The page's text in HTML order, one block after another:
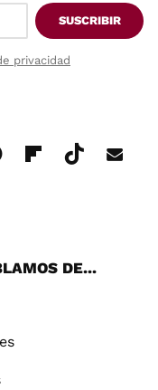
SUSCRIBIR
privacidad
DE...